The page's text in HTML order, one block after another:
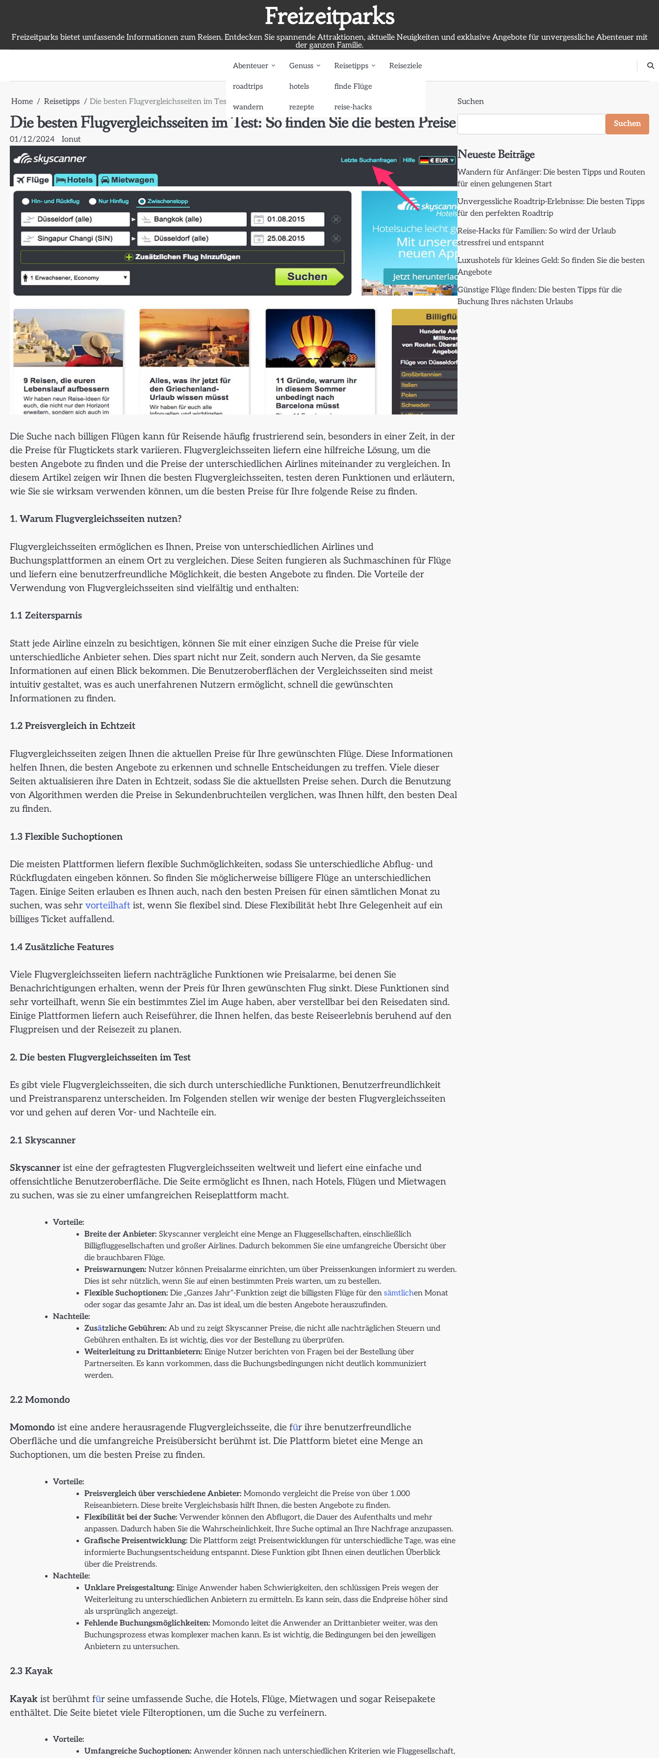
Freizeitparks
Freizeitparks bietet umfassende Informationen zum Reisen. Entdecken Sie spannende Attraktionen, aktuelle Neuigkeiten und exklusive Angebote für unvergessliche Abenteuer mit
der ganzen Familie.
Abenteuer
roadtrips
wandern
Genuss
hotels
rezepte
Reisetipps
finde Flüge
reise-hacks
Reiseziele
Home Reisetipps Die besten Flugvergleichsseiten im Test: So finden Sie die besten Preise
Die besten Flugvergleichsseiten im Test: So finden Sie die besten Preise
01/12/2024 Ionut
Die Suche nach billigen Flügen kann für Reisende häufig frustrierend sein, besonders in einer Zeit, in der
die Preise für Flugtickets stark variieren. Flugvergleichsseiten liefern eine hilfreiche Lösung, um die
besten Angebote zu finden und die Preise der unterschiedlichen Airlines miteinander zu vergleichen. In
diesem Artikel zeigen wir Ihnen die besten Flugvergleichsseiten, testen deren Funktionen und erläutern,
wie Sie sie wirksam verwenden können, um die besten Preise für Ihre folgende Reise zu finden.
1. Warum Flugvergleichsseiten nutzen?
Flugvergleichsseiten ermöglichen es Ihnen, Preise von unterschiedlichen Airlines und
Buchungsplattformen an einem Ort zu vergleichen. Diese Seiten fungieren als Suchmaschinen für Flüge
und liefern eine benutzerfreundliche Möglichkeit, die besten Angebote zu finden. Die Vorteile der
Verwendung von Flugvergleichsseiten sind vielfältig und enthalten:
1.1 Zeitersparnis
Statt jede Airline einzeln zu besichtigen, können Sie mit einer einzigen Suche die Preise für viele
unterschiedliche Anbieter sehen. Dies spart nicht nur Zeit, sondern auch Nerven, da Sie gesamte
Informationen auf einen Blick bekommen. Die Benutzeroberflächen der Vergleichsseiten sind meist
intuitiv gestaltet, was es auch unerfahrenen Nutzern ermöglicht, schnell die gewünschten
Informationen zu finden.
1.2 Preisvergleich in Echtzeit
Flugvergleichsseiten zeigen Ihnen die aktuellen Preise für Ihre gewünschten Flüge. Diese Informationen
helfen Ihnen, die besten Angebote zu erkennen und schnelle Entscheidungen zu treffen. Viele dieser
Seiten aktualisieren ihre Daten in Echtzeit, sodass Sie die aktuellsten Preise sehen. Durch die Benutzung
von Algorithmen werden die Preise in Sekundenbruchteilen verglichen, was Ihnen hilft, den besten Deal
zu finden.
1.3 Flexible Suchoptionen
Die meisten Plattformen liefern flexible Suchmöglichkeiten, sodass Sie unterschiedliche Abflug- und
Rückflugdaten eingeben können. So finden Sie möglicherweise billigere Flüge an unterschiedlichen
Tagen. Einige Seiten erlauben es Ihnen auch, nach den besten Preisen für einen sämtlichen Monat zu
suchen, was sehr vorteilhaft ist, wenn Sie flexibel sind. Diese Flexibilität hebt Ihre Gelegenheit auf ein
billiges Ticket auffallend.
1.4 Zusätzliche Features
Viele Flugvergleichsseiten liefern nachträgliche Funktionen wie Preisalarme, bei denen Sie
Benachrichtigungen erhalten, wenn der Preis für Ihren gewünschten Flug sinkt. Diese Funktionen sind
sehr vorteilhaft, wenn Sie ein bestimmtes Ziel im Auge haben, aber verstellbar bei den Reisedaten sind.
Einige Plattformen liefern auch Reiseführer, die Ihnen helfen, das beste Reiseerlebnis beruhend auf den
Flugpreisen und der Reisezeit zu planen.
2. Die besten Flugvergleichsseiten im Test
Es gibt viele Flugvergleichsseiten, die sich durch unterschiedliche Funktionen, Benutzerfreundlichkeit
und Preistransparenz unterscheiden. Im Folgenden stellen wir wenige der besten Flugvergleichsseiten
vor und gehen auf deren Vor- und Nachteile ein.
2.1 Skyscanner
Skyscanner ist eine der gefragtesten Flugvergleichsseiten weltweit und liefert eine einfache und
offensichtliche Benutzeroberfläche. Die Seite ermöglicht es Ihnen, nach Hotels, Flügen und Mietwagen
zu suchen, was sie zu einer umfangreichen Reiseplattform macht.
Vorteile:
Breite der Anbieter: Skyscanner vergleicht eine Menge an Fluggesellschaften, einschließlich
Billigfluggesellschaften und großer Airlines. Dadurch bekommen Sie eine umfangreiche Übersicht über
die brauchbaren Flüge.
Preiswarnungen: Nutzer können Preisalarme einrichten, um über Preissenkungen informiert zu werden.
Dies ist sehr nützlich, wenn Sie auf einen bestimmten Preis warten, um zu bestellen.
Flexible Suchoptionen: Die „Ganzes Jahr“-Funktion zeigt die billigsten Flüge für den sämtlichen Monat
oder sogar das gesamte Jahr an. Das ist ideal, um die besten Angebote herauszufinden.
Nachteile:
Zusätzliche Gebühren: Ab und zu zeigt Skyscanner Preise, die nicht alle nachträglichen Steuern und
Gebühren enthalten. Es ist wichtig, dies vor der Bestellung zu überprüfen.
Weiterleitung zu Drittanbietern: Einige Nutzer berichten von Fragen bei der Bestellung über
Partnerseiten. Es kann vorkommen, dass die Buchungsbedingungen nicht deutlich kommuniziert
werden.
2.2 Momondo
Momondo ist eine andere herausragende Flugvergleichsseite, die für ihre benutzerfreundliche
Oberfläche und die umfangreiche Preisübersicht berühmt ist. Die Plattform bietet eine Menge an
Suchoptionen, um die besten Preise zu finden.
Vorteile:
Preisvergleich über verschiedene Anbieter: Momondo vergleicht die Preise von über 1.000
Reiseanbietern. Diese breite Vergleichsbasis hilft Ihnen, die besten Angebote zu finden.
Flexibilität bei der Suche: Verwender können den Abflugort, die Dauer des Aufenthalts und mehr
anpassen. Dadurch haben Sie die Wahrscheinlichkeit, Ihre Suche optimal an Ihre Nachfrage anzupassen.
Grafische Preisentwicklung: Die Plattform zeigt Preisentwicklungen für unterschiedliche Tage, was eine
informierte Buchungsentscheidung entspannt. Diese Funktion gibt Ihnen einen deutlichen Überblick
über die Preistrends.
Nachteile:
Unklare Preisgestaltung: Einige Anwender haben Schwierigkeiten, den schlüssigen Preis wegen der
Weiterleitung zu unterschiedlichen Anbietern zu ermitteln. Es kann sein, dass die Endpreise höher sind
als ursprünglich angezeigt.
Fehlende Buchungsmöglichkeiten: Momondo leitet die Anwender an Drittanbieter weiter, was den
Buchungsprozess etwas komplexer machen kann. Es ist wichtig, die Bedingungen bei den jeweiligen
Anbietern zu untersuchen.
2.3 Kayak
Kayak ist berühmt für seine umfassende Suche, die Hotels, Flüge, Mietwagen und sogar Reisepakete
enthältet. Die Seite bietet viele Filteroptionen, um die Suche zu verfeinern.
Vorteile:
Umfangreiche Suchoptionen: Anwender können nach unterschiedlichen Kriterien wie Fluggesellschaft,
Suchen
Suchen
Neueste Beiträge
Wandern für Anfänger: Die besten Tipps und Routen
für einen gelungenen Start
Unvergessliche Roadtrip-Erlebnisse: Die besten Tipps
für den perfekten Roadtrip
Reise-Hacks für Familien: So wird der Urlaub
stressfrei und entspannt
Luxushotels für kleines Geld: So finden Sie die besten
Angebote
Günstige Flüge finden: Die besten Tipps für die
Buchung Ihres nächsten Urlaubs